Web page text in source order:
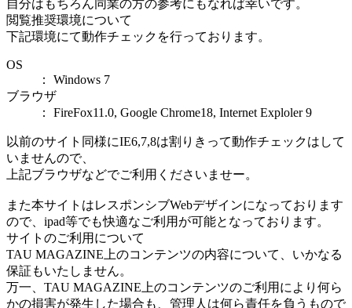
自分はもちろん同業の方の参考にもなれば幸いです。
閲覧推奨環境について
下記環境にて動作チェックを行っております。
OS
： Windows 7
ブラウザ
： FireFox11.0, Google Chrome18, Internet Exploler 9
以前のサイト同様にIE6,7,8は割りきって動作チェックはして
いませんので、
上記ブラウザなどでご利用くださいませー。
また本サイトはレスポンシブWebデザインになっております
ので、ipad等でも快適なご利用が可能となっております。
サイトのご利用について
TAU MAGAZINE上のコンテンツの内容について、いかなる
保証もいたしません。
万一、TAU MAGAZINE上のコンテンツのご利用により何ら
かの損害が発生した場合も、管理人は何ら責任を負うもので